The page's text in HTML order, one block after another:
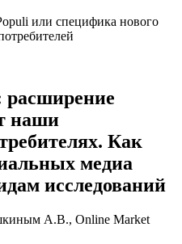
или специфика нового
наши
Как
медиа
исследований
А.В., Online Market